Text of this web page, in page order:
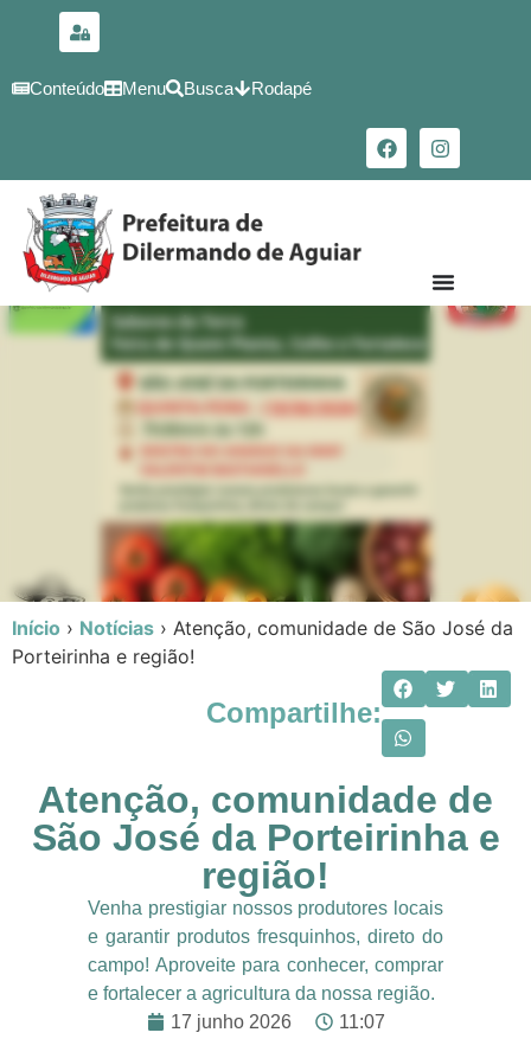
conteúdo
Conteúdo Menu Busca Rodapé
Início › Notícias › Atenção, comunidade de São José da
Porteirinha e região!
Compartilhe:
Atenção, comunidade de
São José da Porteirinha e
região!
Venha prestigiar nossos produtores locais
e garantir produtos fresquinhos, direto do
campo! Aproveite para conhecer, comprar
e fortalecer a agricultura da nossa região.
17 junho 2026
11:07